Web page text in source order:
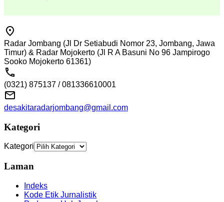
Radar Jombang (Jl Dr Setiabudi Nomor 23, Jombang, Jawa
Timur) & Radar Mojokerto (Jl R A Basuni No 96 Jampirogo
Sooko Mojokerto 61361)
(0321) 875137 / 081336610001
desakitaradarjombang@gmail.com
Kategori
Kategori
Laman
Indeks
Kode Etik Jurnalistik